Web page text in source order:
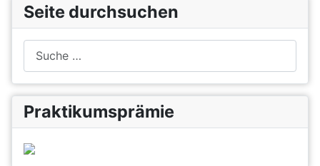
Seite durchsuchen
Praktikumsprämie